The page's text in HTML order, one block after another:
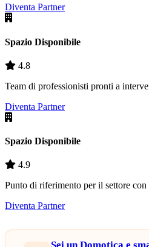
Diventa Partner
Spazio Disponibile
4.8
Team di professionisti pronti a
Diventa Partner
Spazio Disponibile
4.9
Punto di riferimento per il settore
Diventa Partner